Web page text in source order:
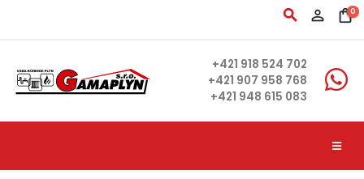
search person_outline shopping_bag0
+421 918 524 702
+421 907 958 768
+421 948 615 083